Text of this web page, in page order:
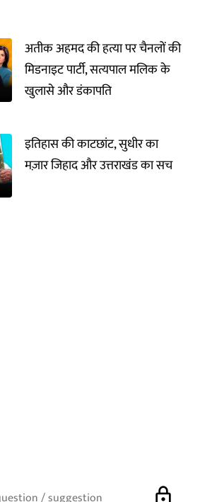
अतीक अहमद की हत्या पर चैनलों की
मिडनाइट पार्टी, सत्यपाल मलिक के
खुलासे और डंकापति
इतिहास की काटछांट, सुधीर का
मज़ार जिहाद और उत्तराखंड का सच
lock